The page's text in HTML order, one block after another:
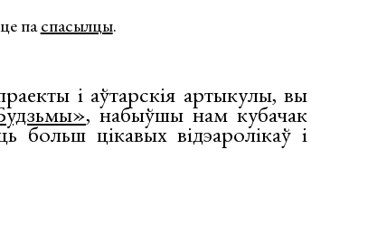
паспасылцы.
і аўтарскія артыкулы, вы
, набыўшы нам кубачак
больш цікавых відэаролікаў і